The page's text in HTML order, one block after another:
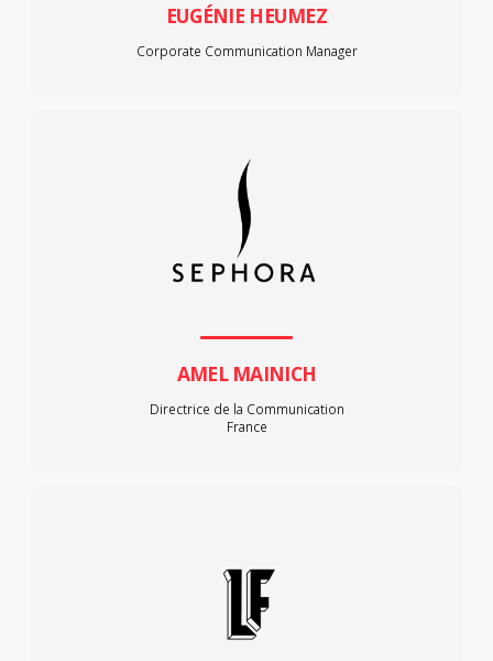
EUGÉNIE HEUMEZ
Corporate Communication Manager
AMEL MAINICH
Directrice de la Communication
France